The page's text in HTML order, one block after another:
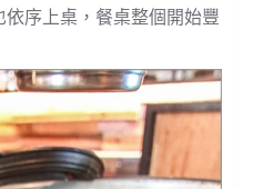
序上桌，餐桌整個開始豐